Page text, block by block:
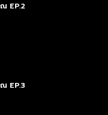
EP.2
EP.3